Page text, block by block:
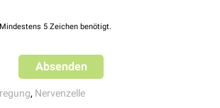
in den
synaptischen Spalt
Neurotransmittern aus Varikositäten wird über
reguliert. Die Varikositäten verfügen selbst
ausgeschütteten Transmitter, über die die
5 Zeichen benötigt.
Absenden
, Nervenzelle